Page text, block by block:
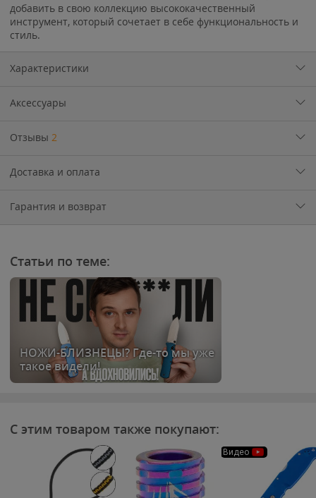
добавить в свою коллекцию высококачественный
инструмент, который сочетает в себе функциональность и
стиль.
Характеристики
Аксессуары
Отзывы 2
Доставка и оплата
Гарантия и возврат
Статьи по теме:
НОЖИ-БЛИЗНЕЦЫ? Где-то мы уже
такое видели!
С этим товаром также покупают:
Видео